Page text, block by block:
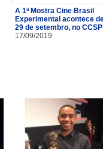
A 1ª Mostra Cine Brasil
Experimental acontece
29 de setembro, no CCSP
17/09/2019